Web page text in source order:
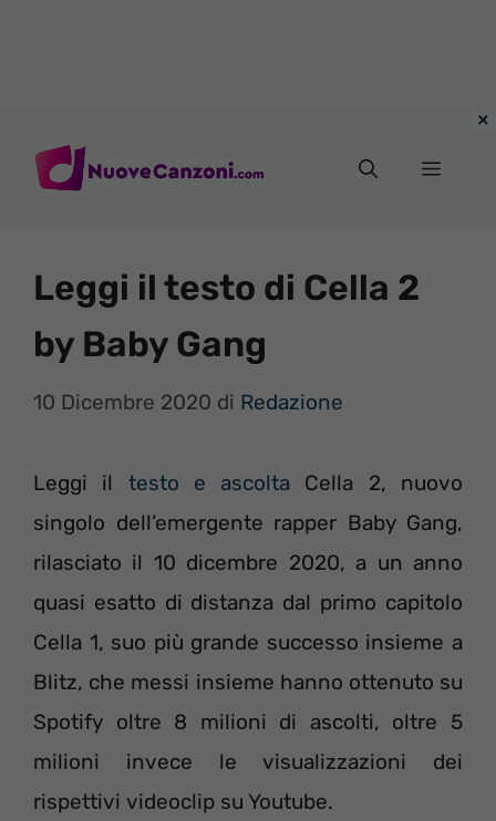
Menu
Leggi il testo di Cella 2
by Baby Gang
10 Dicembre 2020 di Redazione
Leggi il testo e ascolta Cella 2, nuovo
singolo dell’emergente rapper Baby Gang,
rilasciato il 10 dicembre 2020, a un anno
quasi esatto di distanza dal primo capitolo
Cella 1, suo più grande successo insieme a
Blitz, che messi insieme hanno ottenuto su
Spotify oltre 8 milioni di ascolti, oltre 5
milioni invece le visualizzazioni dei
rispettivi videoclip su Youtube.